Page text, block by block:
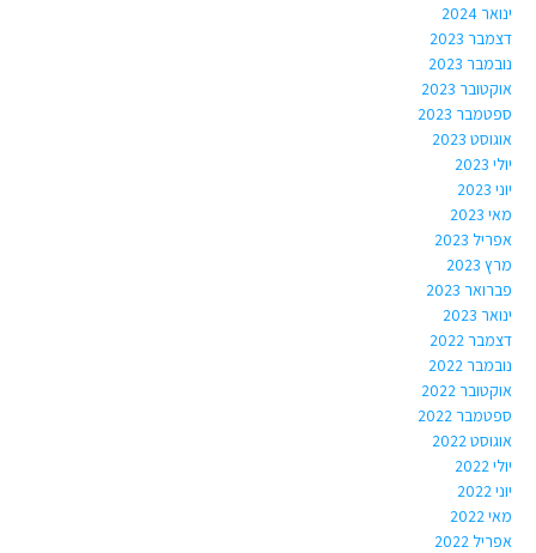
ינואר 2024
דצמבר 2023
נובמבר 2023
אוקטובר 2023
ספטמבר 2023
אוגוסט 2023
יולי 2023
יוני 2023
מאי 2023
אפריל 2023
מרץ 2023
פברואר 2023
ינואר 2023
דצמבר 2022
נובמבר 2022
אוקטובר 2022
ספטמבר 2022
אוגוסט 2022
יולי 2022
יוני 2022
מאי 2022
אפריל 2022